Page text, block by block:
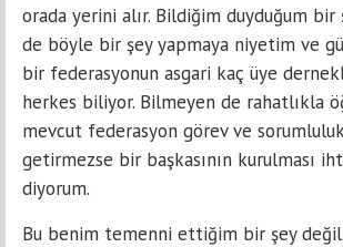
orada yerini alır. Bildiğim duyduğum bir
de böyle bir şey yapmaya niyetim ve
bir federasyonun asgari kaç üye
herkes biliyor. Bilmeyen de rahatlıkla
mevcut federasyon görev ve
getirmezse bir başkasının kurulması
diyorum.
Bu benim temenni ettiğim bir şey